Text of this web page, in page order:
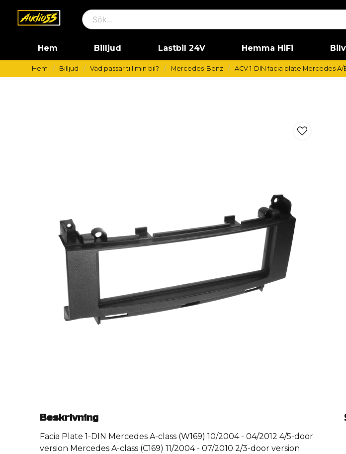
Hem Billjud Lastbil 24V Hemma HiFi
Hem Billjud Vad passar till min bil? Mercedes-Benz ACV 1-DIN facia plate Mercedes A/
Beskrivning
Facia Plate 1-DIN Mercedes A-class (W169) 10/2004 - 04/2012 4/5-door
version Mercedes A-class (C169) 11/2004 - 07/2010 2/3-door version